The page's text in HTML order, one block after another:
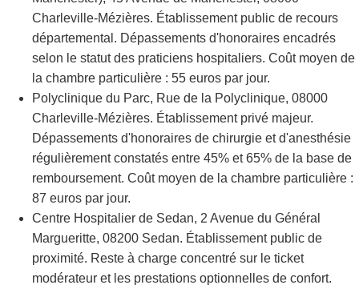
Charleville-Mézières. Établissement public de recours
départemental. Dépassements d'honoraires encadrés
selon le statut des praticiens hospitaliers. Coût moyen de
la chambre particulière : 55 euros par jour.
Polyclinique du Parc, Rue de la Polyclinique, 08000
Charleville-Mézières. Établissement privé majeur.
Dépassements d'honoraires de chirurgie et d'anesthésie
régulièrement constatés entre 45% et 65% de la base de
remboursement. Coût moyen de la chambre particulière :
87 euros par jour.
Centre Hospitalier de Sedan, 2 Avenue du Général
Margueritte, 08200 Sedan. Établissement public de
proximité. Reste à charge concentré sur le ticket
modérateur et les prestations optionnelles de confort.